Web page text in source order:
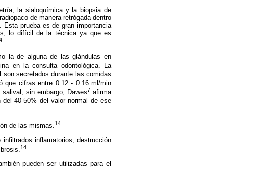
la sialoquímica y la biopsia de
de manera retrógada dentro
prueba es de gran importancia
lo difícil de la técnica ya que es
la de alguna de las glándulas en
en la consulta odontológica. La
secretados durante las comidas
que cifras entre 0.12 - 0.16 ml/min
sin embargo, Dawes7 afirma
40-50% del valor normal de ese
de las mismas.14
inflamatorios, destrucción
14
pueden ser utilizadas para el